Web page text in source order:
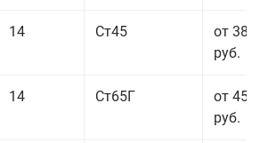
14 Ст45
от 38
руб.
14 Ст65Г
от 45
руб.